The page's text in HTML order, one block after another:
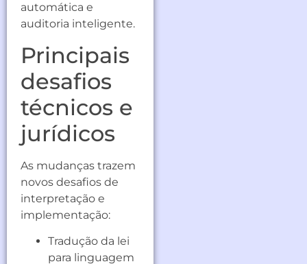
automática e
auditoria inteligente.
Principais
desafios
técnicos e
jurídicos
As mudanças trazem
novos desafios de
interpretação e
implementação:
Tradução da lei
para linguagem